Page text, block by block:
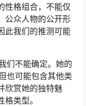
性格组合，不能仅
公众人物的公开形
此我们的推测可能
们不能确定。她的
也可能包含其他类
欣赏她的独特魅
类型。